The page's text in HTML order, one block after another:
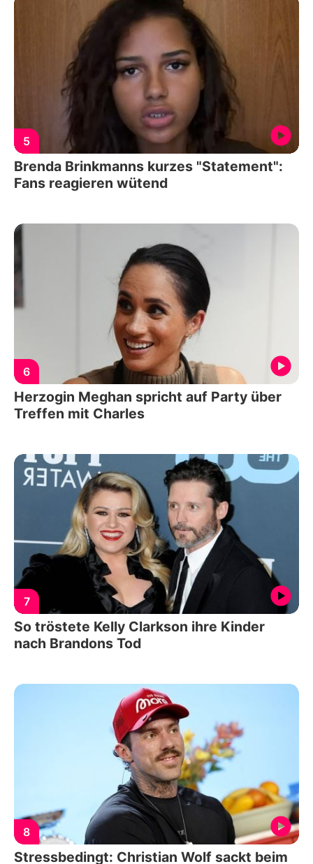
5
Brenda Brinkmanns kurzes "Statement":
Fans reagieren wütend
6
Herzogin Meghan spricht auf Party über
Treffen mit Charles
7
So tröstete Kelly Clarkson ihre Kinder
nach Brandons Tod
8
Stressbedingt: Christian Wolf sackt beim